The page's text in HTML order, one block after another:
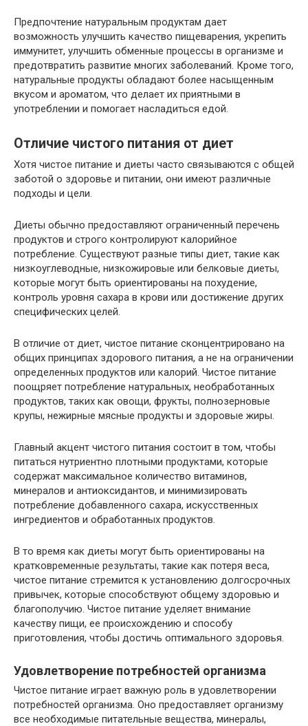
Предпочтение натуральным продуктам дает
возможность улучшить качество пищеварения, укрепить
иммунитет, улучшить обменные процессы в организме и
предотвратить развитие многих заболеваний. Кроме того,
натуральные продукты обладают более насыщенным
вкусом и ароматом, что делает их приятными в
употреблении и помогает насладиться едой.
Отличие чистого питания от диет
Хотя чистое питание и диеты часто связываются с общей
заботой о здоровье и питании, они имеют различные
подходы и цели.
Диеты обычно предоставляют ограниченный перечень
продуктов и строго контролируют калорийное
потребление. Существуют разные типы диет, такие как
низкоуглеводные, низкожировые или белковые диеты,
которые могут быть ориентированы на похудение,
контроль уровня сахара в крови или достижение других
специфических целей.
В отличие от диет, чистое питание сконцентрировано на
общих принципах здорового питания, а не на ограничении
определенных продуктов или калорий. Чистое питание
поощряет потребление натуральных, необработанных
продуктов, таких как овощи, фрукты, полнозерновые
крупы, нежирные мясные продукты и здоровые жиры.
Главный акцент чистого питания состоит в том, чтобы
питаться нутриентно плотными продуктами, которые
содержат максимальное количество витаминов,
минералов и антиоксидантов, и минимизировать
потребление добавленного сахара, искусственных
ингредиентов и обработанных продуктов.
В то время как диеты могут быть ориентированы на
кратковременные результаты, такие как потеря веса,
чистое питание стремится к установлению долгосрочных
привычек, которые способствуют общему здоровью и
благополучию. Чистое питание уделяет внимание
качеству пищи, ее происхождению и способу
приготовления, чтобы достичь оптимального здоровья.
Удовлетворение потребностей организма
Чистое питание играет важную роль в удовлетворении
потребностей организма. Оно предоставляет организму
все необходимые питательные вещества, минералы,